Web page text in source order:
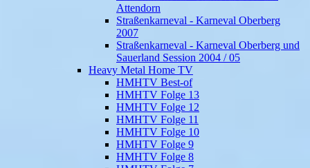
Attendorn
Straßenkarneval - Karneval Oberberg
2007
Straßenkarneval - Karneval Oberberg und
Sauerland Session 2004 / 05
Heavy Metal Home TV
HMHTV Best-of
HMHTV Folge 13
HMHTV Folge 12
HMHTV Folge 11
HMHTV Folge 10
HMHTV Folge 9
HMHTV Folge 8